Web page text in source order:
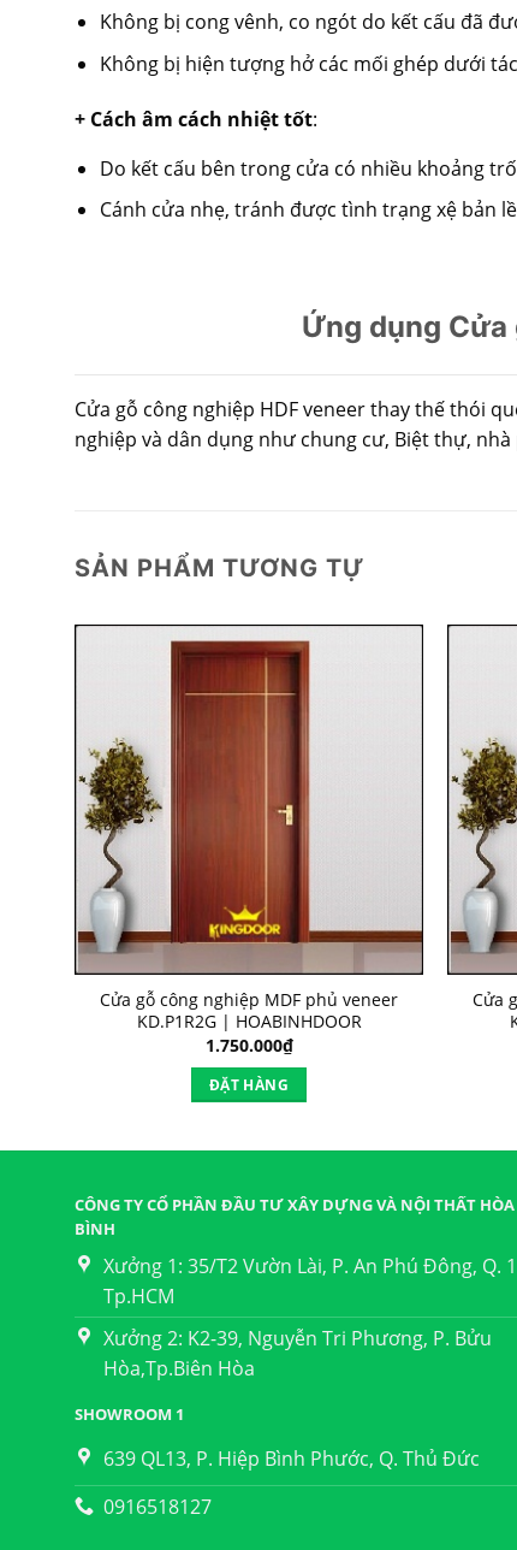
Không bị cong vênh, co ngót do kết cấu đã
Không bị hiện tượng hở các mối ghép dưới
+ Cách âm cách nhiệt tốt:
Do kết cấu bên trong cửa có nhiều khoảng
Cánh cửa nhẹ, tránh được tình trạng xệ bản
Ứng dụng Cửa
Cửa gỗ công nghiệp HDF veneer thay thế thói
nghiệp và dân dụng như chung cư, Biệt thự,
SẢN PHẨM TƯƠNG TỰ
Cửa gỗ công nghiệp MDF phủ veneer
KD.P1R2G | HOABINHDOOR
1.750.000₫
ĐẶT HÀNG
Cửa
CÔNG TY CỔ PHẦN ĐẦU TƯ XÂY DỰNG VÀ NỘI THẤT HÒA
BÌNH
Xưởng 1: 35/T2 Vườn Lài, P. An Phú Đông, Q.
Tp.HCM
Xưởng 2: K2-39, Nguyễn Tri Phương, P. Bửu
Hòa,Tp.Biên Hòa
SHOWROOM 1
639 QL13, P. Hiệp Bình Phước, Q. Thủ Đức
0916518127